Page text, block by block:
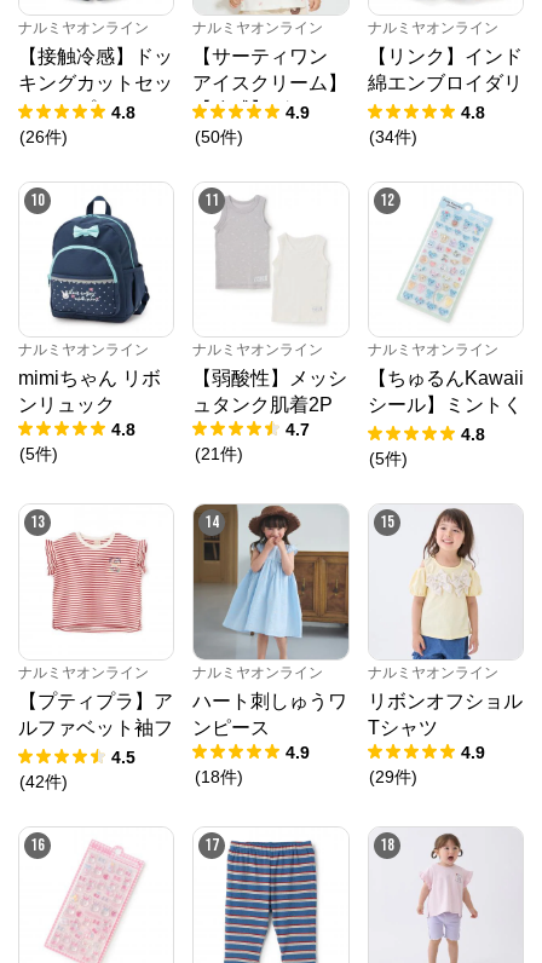
ナルミヤオンライン
【接触冷感】ドッ
キングカットセッ
トアップ
4.8
(26件)
ナルミヤオンライン
【サーティワン
アイスクリーム】
【冷感】グラフィ
ック半袖Tシャツ
4.9
(50件)
ナルミヤオンライン
【リンク】インド
綿エンブロイダリ
ーチュニック
4.8
(34件)
10
ナルミヤオンライン
mimiちゃん リボ
ンリュック
4.8
(5件)
11
ナルミヤオンライン
【弱酸性】メッシ
ュタンク肌着2P
4.7
(21件)
12
ナルミヤオンライン
【ちゅるんKawaii
シール】ミントく
ん
4.8
(5件)
13
ナルミヤオンライン
【プティプラ】ア
ルファベット袖フ
リルTシャツ
4.5
(42件)
14
ナルミヤオンライン
ハート刺しゅうワ
ンピース
4.9
(18件)
15
ナルミヤオンライン
リボンオフショル
Tシャツ
4.9
(29件)
16 17 18